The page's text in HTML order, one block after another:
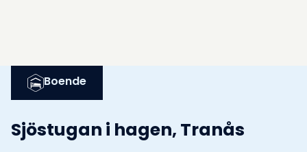
Boende
Sjöstugan i hagen, Tranås